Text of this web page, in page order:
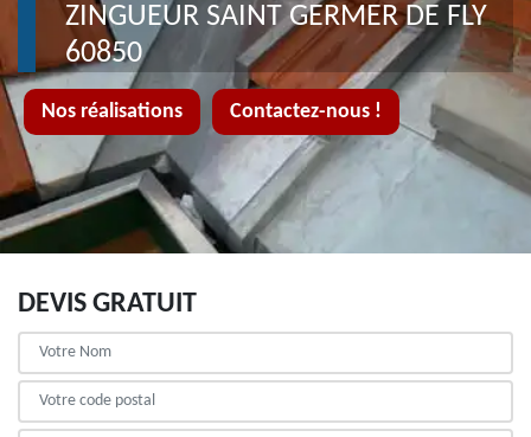
Nos réalisations Contactez-nous !
ZINGUEUR SAINT GERMER DE FLY
60850
DEVIS GRATUIT